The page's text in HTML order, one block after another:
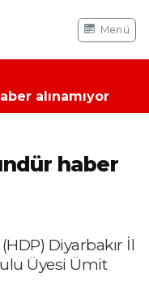
Menü
alınamıyor
haber
Diyarbakır İl
Üyesi Ümit